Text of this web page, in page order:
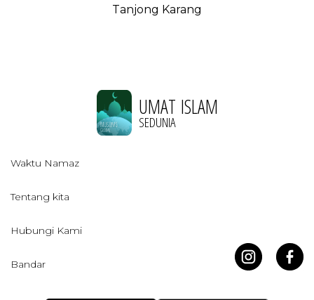
Tanjong Karang
UMAT ISLAM
SEDUNIA
Waktu Namaz
Tentang kita
Hubungi Kami
Bandar